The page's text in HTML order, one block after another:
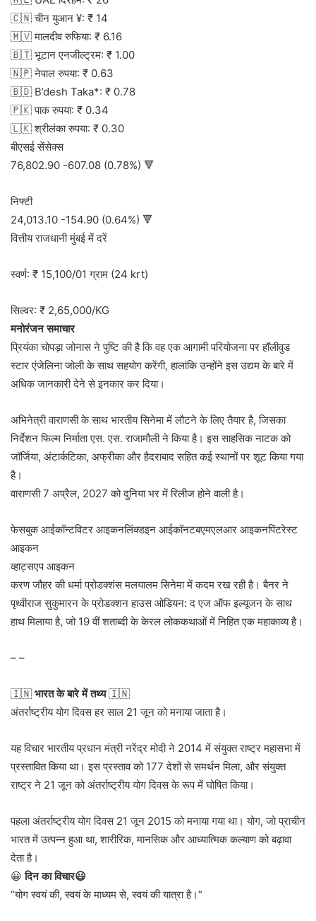
🇨🇳 चीन युआन ¥: ₹ 14
🇲🇻 मालदीव रुफिया: ₹ 6.16
🇧🇹 भूटान एनजील्ट्रम: ₹ 1.00
🇳🇵 नेपाल रुपया: ₹ 0.63
🇧🇩 B’desh Taka*: ₹ 0.78
🇵🇰 पाक रुपया: ₹ 0.34
🇱🇰 श्रीलंका रुपया: ₹ 0.30
बीएसई सेंसेक्स
76,802.90 -607.08 (0.78%) 🔻
निफ्टी
24,013.10 -154.90 (0.64%) 🔻
वित्तीय राजधानी मुंबई में दरें
स्वर्ण: ₹ 15,100/01 ग्राम (24 krt)
सिल्वर: ₹ 2,65,000/KG
मनोरंजन समाचार
प्रियंका चोपड़ा जोनास ने पुष्टि की है कि वह एक आगामी परियोजना पर हॉलीवुड
स्टार एंजेलिना जोली के साथ सहयोग करेंगी, हालांकि उन्होंने इस उद्यम के बारे में
अधिक जानकारी देने से इनकार कर दिया।
अभिनेत्री वाराणसी के साथ भारतीय सिनेमा में लौटने के लिए तैयार है, जिसका
निर्देशन फिल्म निर्माता एस. एस. राजामौली ने किया है। इस साहसिक नाटक को
जॉर्जिया, अंटार्कटिका, अफ्रीका और हैदराबाद सहित कई स्थानों पर शूट किया गया
है।
वाराणसी 7 अप्रैल, 2027 को दुनिया भर में रिलीज होने वाली है।
फेसबुक आईकॉन्टविटर आइकनलिंक्डइन आईकॉनटबएमएलआर आइकनपिंटरेस्ट
आइकन
व्हाट्सएप आइकन
करण जौहर की धर्मा प्रोडक्शंस मलयालम सिनेमा में कदम रख रही है। बैनर ने
पृथ्वीराज सुकुमारन के प्रोडक्शन हाउस ओडियन: द एज ऑफ इल्यूजन के साथ
हाथ मिलाया है, जो 19 वीं शताब्दी के केरल लोककथाओं में निहित एक महाकाव्य है।
– –
🇮🇳 भारत के बारे में तथ्य🇮🇳
अंतर्राष्ट्रीय योग दिवस हर साल 21 जून को मनाया जाता है।
यह विचार भारतीय प्रधान मंत्री नरेंद्र मोदी ने 2014 में संयुक्त राष्ट्र महासभा में
प्रस्तावित किया था। इस प्रस्ताव को 177 देशों से समर्थन मिला, और संयुक्त
राष्ट्र ने 21 जून को अंतर्राष्ट्रीय योग दिवस के रूप में घोषित किया।
पहला अंतर्राष्ट्रीय योग दिवस 21 जून 2015 को मनाया गया था। योग, जो प्राचीन
भारत में उत्पन्न हुआ था, शारीरिक, मानसिक और आध्यात्मिक कल्याण को बढ़ावा
देता है।
😀दिन का विचार😃
“योग स्वयं की, स्वयं के माध्यम से, स्वयं की यात्रा है।”